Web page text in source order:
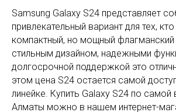
Samsung Galaxy S24 представляет
привлекательный вариант для тех,
компактный, но мощный
стильным дизайном, надежными
долгосрочной поддержкой это
этом цена S24 остается самой
линейке. Купить Galaxy S24 по самой
Алматы можно в нашем интернет-